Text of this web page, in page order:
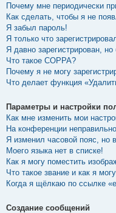
Почему мне периодически
Как сделать, чтобы я не
Я забыл пароль!
Я только что
Я давно зарегистрирован,
Что такое COPPA?
Почему я не могу
Что делает функция
Параметры и настройки
Как мне изменить мои
На конференции
Я изменил часовой пояс, но
Моего языка нет в списке!
Как я могу поместить
Что такое звание и как я
Когда я щёлкаю по ссылке
Создание сообщений